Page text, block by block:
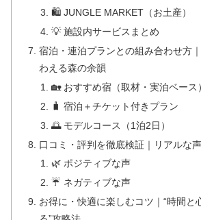
🛍 JUNGLE MARKET（お土産）
💡 施設内サービスまとめ
宿泊・連泊プランとの組み合わせ方
わえる森の余韻
🏡 おすすめ宿（取材・実泊ベース）
🧳 宿泊＋チケット付きプラン
🌅 モデルコース（1泊2日）
口コミ・評判を徹底検証｜リアルな
🌿 ポジティブな声
☔ ネガティブな声
お得に・快適に楽しむコツ｜“時間と